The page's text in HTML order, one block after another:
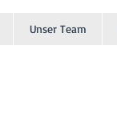
Unser Team